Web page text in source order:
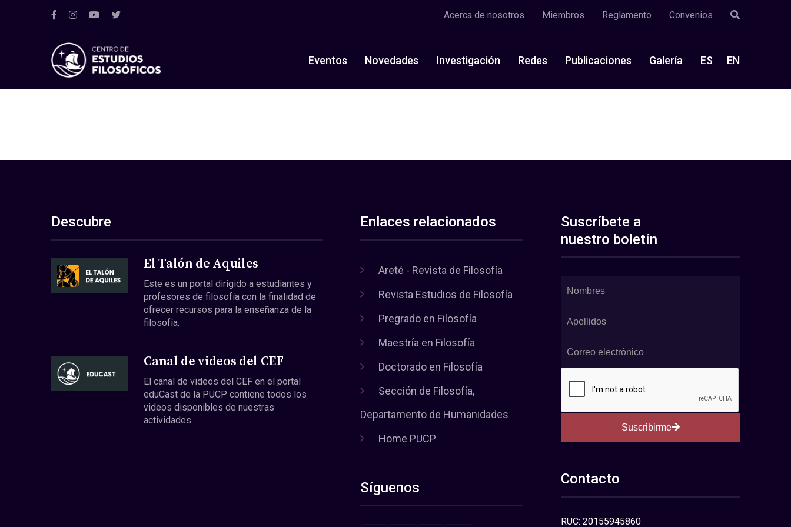
Acerca de nosotros Miembros Reglamento Convenios
Eventos Novedades Investigación Redes Publicaciones Galería ES EN
Descubre
El Talón de Aquiles
Este es un portal dirigido a estudiantes y
profesores de filosofía con la finalidad de
ofrecer recursos para la enseñanza de la
filosofía.
Canal de videos del CEF
El canal de videos del CEF en el portal
eduCast de la PUCP contiene todos los
videos disponibles de nuestras
actividades.
Enlaces relacionados
Areté - Revista de Filosofía
Revista Estudios de Filosofía
Pregrado en Filosofía
Maestría en Filosofía
Doctorado en Filosofía
Sección de Filosofía,
Departamento de Humanidades
Home PUCP
Síguenos
Suscríbete a
nuestro boletín
Suscribirme
Contacto
RUC: 20155945860